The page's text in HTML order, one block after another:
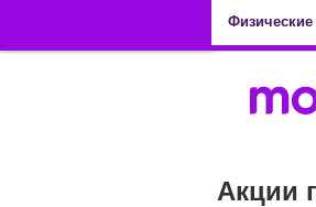
Акции